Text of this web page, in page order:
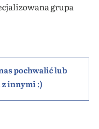
grupa
pochwalić lub
innymi :)